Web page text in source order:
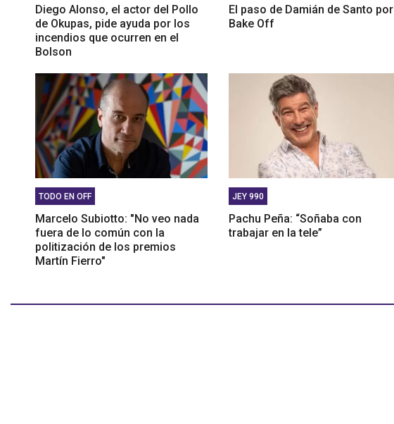
Diego Alonso, el actor del Pollo
de Okupas, pide ayuda por los
incendios que ocurren en el
Bolson
El paso de Damián de Santo por
Bake Off
TODO EN OFF
Marcelo Subiotto: "No veo nada
fuera de lo común con la
politización de los premios
Martín Fierro"
JEY 990
Pachu Peña: “Soñaba con
trabajar en la tele”